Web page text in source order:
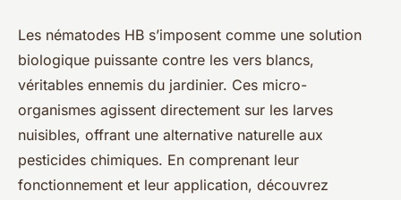
Découvrez les nématodes hb :
un remède efficace contre les
vers blancs
Elena•17 février 2026•8 min de lecture
Les nématodes HB s’imposent comme une solution
biologique puissante contre les vers blancs,
véritables ennemis du jardinier. Ces micro-
organismes agissent directement sur les larves
nuisibles, offrant une alternative naturelle aux
pesticides chimiques. En comprenant leur
fonctionnement et leur application, découvrez